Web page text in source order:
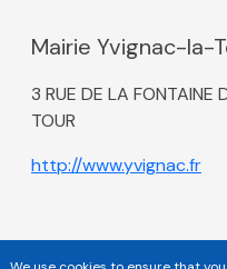
Mairie Yvignac-la-
3 RUE DE LA FONTAINE
TOUR
http://www.yvignac.fr